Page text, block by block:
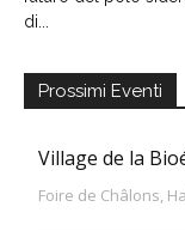
di...
Prossimi Eventi
Village de la
Foire de Châlons,